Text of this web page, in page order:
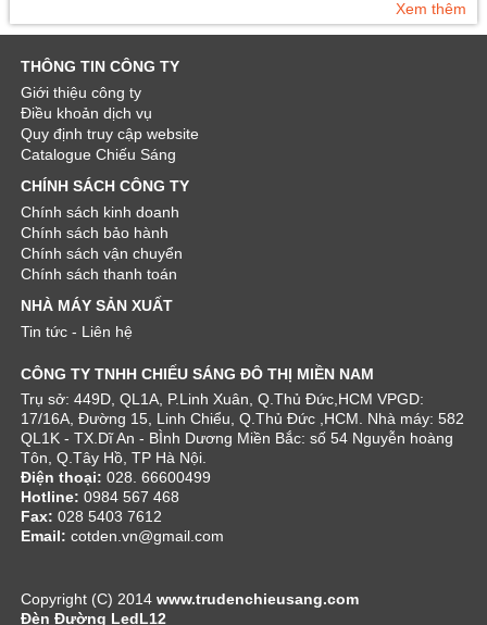
Xem thêm
THÔNG TIN CÔNG TY
Giới thiệu công ty
Điều khoản dịch vụ
Quy định truy cập website
Catalogue Chiếu Sáng
CHÍNH SÁCH CÔNG TY
Chính sách kinh doanh
Chính sách bảo hành
Chính sách vận chuyển
Chính sách thanh toán
NHÀ MÁY SẢN XUẤT
Tin tức - Liên hệ
CÔNG TY TNHH CHIẾU SÁNG ĐÔ THỊ MIỀN NAM
Trụ sở: 449D, QL1A, P.Linh Xuân, Q.Thủ Đức,HCM VPGD:
17/16A, Đường 15, Linh Chiểu, Q.Thủ Đức ,HCM. Nhà máy: 582
QL1K - TX.Dĩ An - BÌnh Dương Miền Bắc: số 54 Nguyễn hoàng
Tôn, Q.Tây Hồ, TP Hà Nội.
Điện thoại: 028. 66600499
Hotline: 0984 567 468
Fax: 028 5403 7612
Email: cotden.vn@gmail.com
Copyright (C) 2014 www.trudenchieusang.com
Đèn Đường LedL12